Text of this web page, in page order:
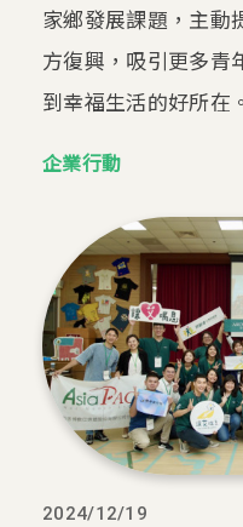
家鄉發展課題，主動
方復興，吸引更多青
到幸福生活的好所在
企業行動
2024/12/19